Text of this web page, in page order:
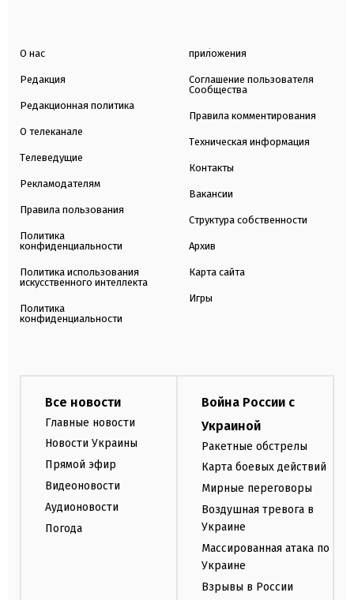
О нас
Редакция
Редакционная политика
О телеканале
Телеведущие
Рекламодателям
Правила пользования
Политика
конфиденциальности
Политика использования
искусственного интеллекта
Политика
конфиденциальности
приложения
Соглашение пользователя
Сообщества
Правила комментирования
Техническая информация
Контакты
Вакансии
Структура собственности
Архив
Карта сайта
Игры
Все новости
Главные новости
Новости Украины
Прямой эфир
Видеоновости
Аудионовости
Погода
Война России с
Украиной
Ракетные обстрелы
Карта боевых действий
Мирные переговоры
Воздушная тревога в
Украине
Массированная атака по
Украине
Взрывы в России